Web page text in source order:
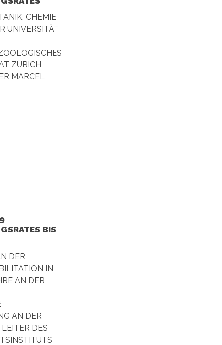
CHEMIE
UNIVERSITÄT
ZÜRICH,
MARCEL
BIS
DER
IN
AN DER
AN DER
DES